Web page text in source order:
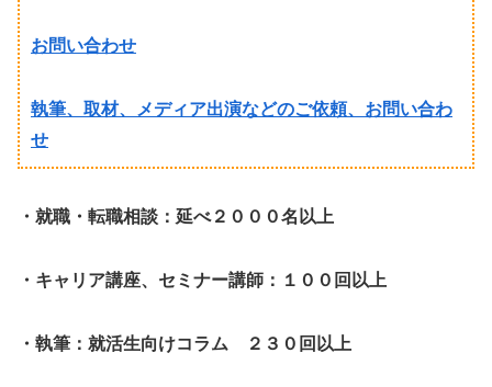
お問い合わせ
執筆、取材、メディア出演などのご依頼、お問い合わ
せ
・就職・転職相談：延べ２０００名以上
・キャリア講座、セミナー講師：１００回以上
・執筆：就活生向けコラム ２３０回以上